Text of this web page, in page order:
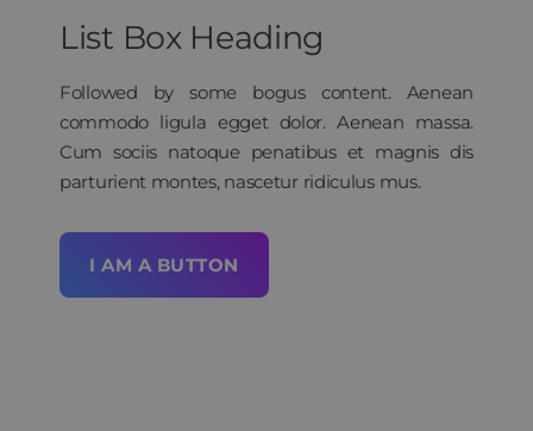
List Box Heading
Followed by some bogus content. Aenean
commodo ligula egget dolor. Aenean massa.
Cum sociis natoque penatibus et magnis dis
parturient montes, nascetur ridiculus mus.
I AM A BUTTON